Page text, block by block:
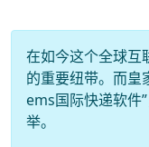
在如今这个全球互
的重要纽带。而皇
ems国际快递软件
举。